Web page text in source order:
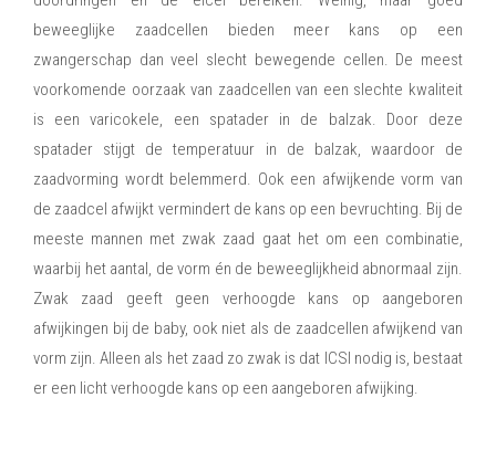
beweeglijke zaadcellen bieden meer kans op een
zwangerschap dan veel slecht bewegende cellen. De meest
voorkomende oorzaak van zaadcellen van een slechte kwaliteit
is een varicokele, een spatader in de balzak. Door deze
spatader stijgt de temperatuur in de balzak, waardoor de
zaadvorming wordt belemmerd. Ook een afwijkende vorm van
de zaadcel afwijkt vermindert de kans op een bevruchting. Bij de
meeste mannen met zwak zaad gaat het om een combinatie,
waarbij het aantal, de vorm én de beweeglijkheid abnormaal zijn.
Zwak zaad geeft geen verhoogde kans op aangeboren
afwijkingen bij de baby, ook niet als de zaadcellen afwijkend van
vorm zijn. Alleen als het zaad zo zwak is dat ICSI nodig is, bestaat
er een licht verhoogde kans op een aangeboren afwijking.